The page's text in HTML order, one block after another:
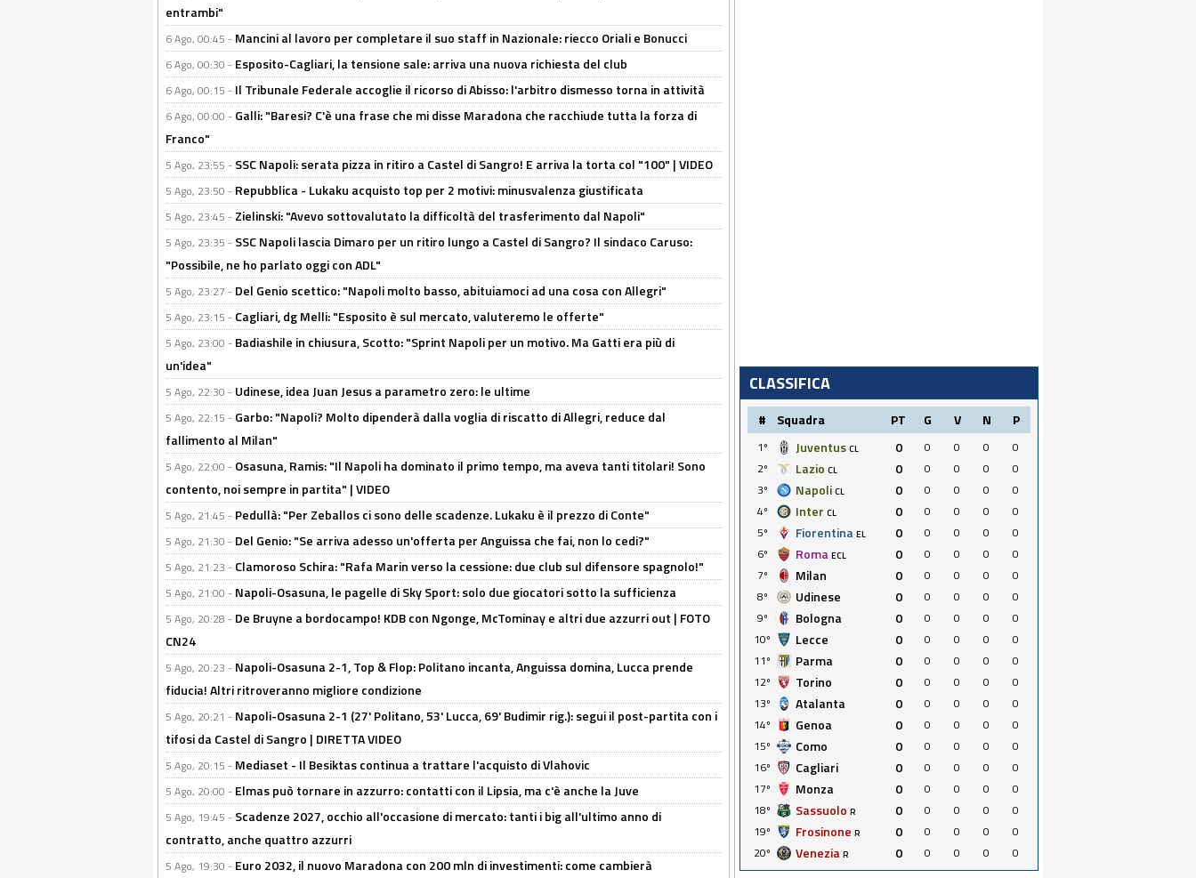
entrambi"
6 Ago, 00:45 - Mancini al lavoro per completare il suo staff in Nazionale: riecco Oriali e Bonucci
6 Ago, 00:30 - Esposito-Cagliari, la tensione sale: arriva una nuova richiesta del club
6 Ago, 00:15 - Il Tribunale Federale accoglie il ricorso di Abisso: l'arbitro dismesso torna in attività
6 Ago, 00:00 - Galli: "Baresi? C'è una frase che mi disse Maradona che racchiude tutta la forza di
Franco"
5 Ago, 23:55 - SSC Napoli: serata pizza in ritiro a Castel di Sangro! E arriva la torta col "100" | VIDEO
5 Ago, 23:50 - Repubblica - Lukaku acquisto top per 2 motivi: minusvalenza giustificata
5 Ago, 23:45 - Zielinski: "Avevo sottovalutato la difficoltà del trasferimento dal Napoli"
5 Ago, 23:35 - SSC Napoli lascia Dimaro per un ritiro lungo a Castel di Sangro? Il sindaco Caruso:
"Possibile, ne ho parlato oggi con ADL"
5 Ago, 23:27 - Del Genio scettico: "Napoli molto basso, abituiamoci ad una cosa con Allegri"
5 Ago, 23:15 - Cagliari, dg Melli: "Esposito è sul mercato, valuteremo le offerte"
5 Ago, 23:00 - Badiashile in chiusura, Scotto: "Sprint Napoli per un motivo. Ma Gatti era più di
un'idea"
5 Ago, 22:30 - Udinese, idea Juan Jesus a parametro zero: le ultime
5 Ago, 22:15 - Garbo: "Napoli? Molto dipenderà dalla voglia di riscatto di Allegri, reduce dal
fallimento al Milan"
5 Ago, 22:00 - Osasuna, Ramis: "Il Napoli ha dominato il primo tempo, ma aveva tanti titolari! Sono
contento, noi sempre in partita" | VIDEO
5 Ago, 21:45 - Pedullà: "Per Zeballos ci sono delle scadenze. Lukaku è il prezzo di Conte"
5 Ago, 21:30 - Del Genio: "Se arriva adesso un'offerta per Anguissa che fai, non lo cedi?"
5 Ago, 21:23 - Clamoroso Schira: "Rafa Marin verso la cessione: due club sul difensore spagnolo!"
5 Ago, 21:00 - Napoli-Osasuna, le pagelle di Sky Sport: solo due giocatori sotto la sufficienza
5 Ago, 20:28 - De Bruyne a bordocampo! KDB con Ngonge, McTominay e altri due azzurri out | FOTO
CN24
5 Ago, 20:23 - Napoli-Osasuna 2-1, Top & Flop: Politano incanta, Anguissa domina, Lucca prende
fiducia! Altri ritroveranno migliore condizione
5 Ago, 20:21 - Napoli-Osasuna 2-1 (27' Politano, 53' Lucca, 69' Budimir rig.): segui il post-partita con i
tifosi da Castel di Sangro | DIRETTA VIDEO
5 Ago, 20:15 - Mediaset - Il Besiktas continua a trattare l'acquisto di Vlahovic
5 Ago, 20:00 - Elmas può tornare in azzurro: contatti con il Lipsia, ma c'è anche la Juve
5 Ago, 19:45 - Scadenze 2027, occhio all'occasione di mercato: tanti i big all'ultimo anno di
contratto, anche quattro azzurri
5 Ago, 19:30 - Euro 2032, il nuovo Maradona con 200 mln di investimenti: come cambierà
CLASSIFICA
# Squadra PT G V N P
1º Juventus CL 0 0 0 0
0
2º
Lazio CL 0 0 0 0
0
3º
Napoli CL 0 0 0 0
0
4º
Inter CL 0 0 0 0
0
5º
Fiorentina EL 0 0 0 0
0
6º
Roma ECL 0 0 0 0
0
7º
Milan 0 0 0 0
0
8º
Udinese 0 0 0 0
0
9º
Bologna 0 0 0 0
0
10º
Lecce 0 0 0 0
0
11º
Parma 0 0 0 0
0
12º
Torino 0 0 0 0
0
13º
Atalanta 0 0 0 0
0
14º
Genoa 0 0 0 0
0
15º
Como 0 0 0 0
0
16º
Cagliari 0 0 0 0
0
17º
Monza 0 0 0 0
0
18º
Sassuolo R 0 0 0 0
0
19º
Frosinone R 0 0 0 0
0
20º
Venezia R 0 0 0 0 0